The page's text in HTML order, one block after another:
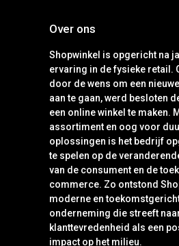
Over ons
Shopwinkel is opgericht na
ervaring in de fysieke retail.
door de wens om een
aan te gaan, werd besloten
een online winkel te maken.
assortiment en oog voor
oplossingen is het bedrijf
te spelen op de
van de consument en de
commerce. Zo ontstond
moderne en
onderneming die streeft
klanttevredenheid als een
impact op het milieu.